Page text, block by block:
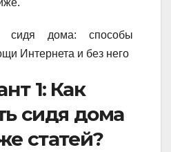
1: Как
сидя дома
статей?